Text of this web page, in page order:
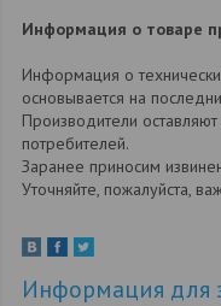
Информация о товаре
Информация о
основывается на
Производители
потребителей.
Заранее приносим
Уточняйте, пожалуйста,
Информация для